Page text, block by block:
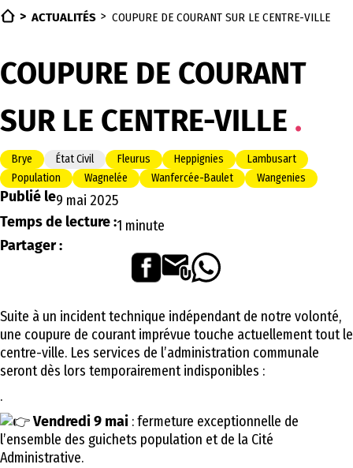
ACTUALITÉS COUPURE DE COURANT SUR LE CENTRE-VILLE
COUPURE DE COURANT
SUR LE CENTRE-VILLE
Brye État Civil Fleurus Heppignies
Lambusart
Population
Wagnelée Wanfercée-Baulet Wangenies
Publié le9 mai 2025
Temps de lecture :1 minute
Partager :
Suite à un incident technique indépendant de notre volonté,
une coupure de courant imprévue touche actuellement tout le
centre-ville. Les services de l’administration communale
seront dès lors temporairement indisponibles :
.
Vendredi 9 mai : fermeture exceptionnelle de
l’ensemble des guichets population et de la Cité
Administrative.